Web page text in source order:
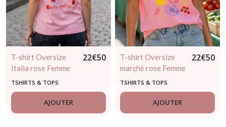
T-shirt Oversize
Italia rose Femme
22€50
TSHIRTS & TOPS
AJOUTER
T-shirt Oversize
marché rose Femme
22€50
TSHIRTS & TOPS
AJOUTER